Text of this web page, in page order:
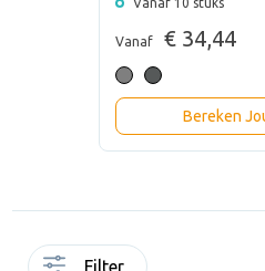
Vanaf 10 stuks
Vanaf € 34,44
Filter